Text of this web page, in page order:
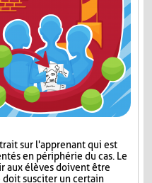
sur l'apprenant qui est
en périphérie du cas. Le
aux élèves doivent être
susciter un certain